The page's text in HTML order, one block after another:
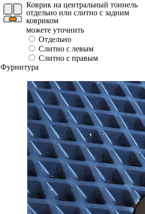
Коврик на центральный тоннель
отдельно или слитно с задним
ковриком
можете уточнить
Отдельно
Слитно с левым
Слитно с правым
Фурнитура